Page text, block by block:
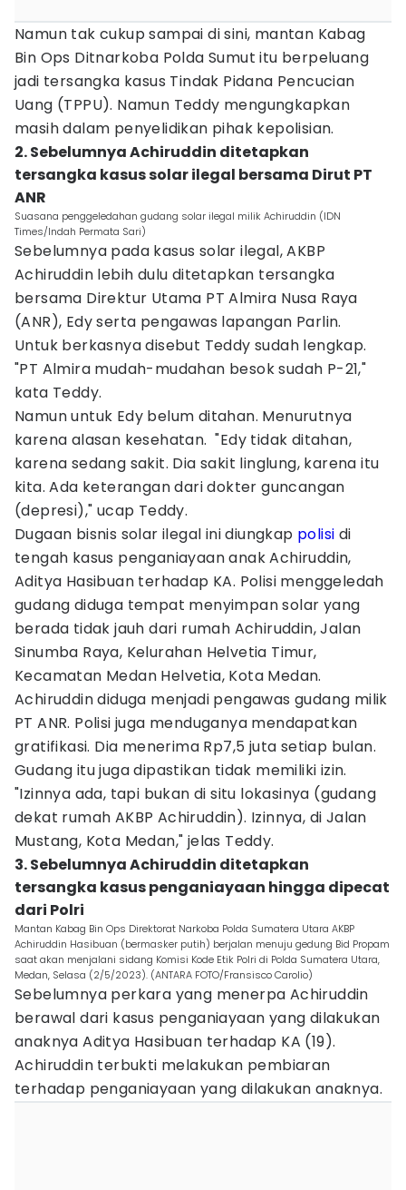
Namun tak cukup sampai di sini, mantan Kabag
Bin Ops Ditnarkoba Polda Sumut itu berpeluang
jadi tersangka kasus Tindak Pidana Pencucian
Uang (TPPU). Namun Teddy mengungkapkan
masih dalam penyelidikan pihak kepolisian.
2. Sebelumnya Achiruddin ditetapkan
tersangka kasus solar ilegal bersama Dirut PT
ANR
Suasana penggeledahan gudang solar ilegal milik Achiruddin (IDN
Times/Indah Permata Sari)
Sebelumnya pada kasus solar ilegal, AKBP
Achiruddin lebih dulu ditetapkan tersangka
bersama Direktur Utama PT Almira Nusa Raya
(ANR), Edy serta pengawas lapangan Parlin.
Untuk berkasnya disebut Teddy sudah lengkap.
"PT Almira mudah-mudahan besok sudah P-21,"
kata Teddy.
Namun untuk Edy belum ditahan. Menurutnya
karena alasan kesehatan. "Edy tidak ditahan,
karena sedang sakit. Dia sakit linglung, karena itu
kita. Ada keterangan dari dokter guncangan
(depresi)," ucap Teddy.
Dugaan bisnis solar ilegal ini diungkap polisi di
tengah kasus penganiayaan anak Achiruddin,
Aditya Hasibuan terhadap KA. Polisi menggeledah
gudang diduga tempat menyimpan solar yang
berada tidak jauh dari rumah Achiruddin, Jalan
Sinumba Raya, Kelurahan Helvetia Timur,
Kecamatan Medan Helvetia, Kota Medan.
Achiruddin diduga menjadi pengawas gudang milik
PT ANR. Polisi juga menduganya mendapatkan
gratifikasi. Dia menerima Rp7,5 juta setiap bulan.
Gudang itu juga dipastikan tidak memiliki izin.
"Izinnya ada, tapi bukan di situ lokasinya (gudang
dekat rumah AKBP Achiruddin). Izinnya, di Jalan
Mustang, Kota Medan," jelas Teddy.
3. Sebelumnya Achiruddin ditetapkan
tersangka kasus penganiayaan hingga dipecat
dari Polri
Mantan Kabag Bin Ops Direktorat Narkoba Polda Sumatera Utara AKBP
Achiruddin Hasibuan (bermasker putih) berjalan menuju gedung Bid Propam
saat akan menjalani sidang Komisi Kode Etik Polri di Polda Sumatera Utara,
Medan, Selasa (2/5/2023). (ANTARA FOTO/Fransisco Carolio)
Sebelumnya perkara yang menerpa Achiruddin
berawal dari kasus penganiayaan yang dilakukan
anaknya Aditya Hasibuan terhadap KA (19).
Achiruddin terbukti melakukan pembiaran
terhadap penganiayaan yang dilakukan anaknya.